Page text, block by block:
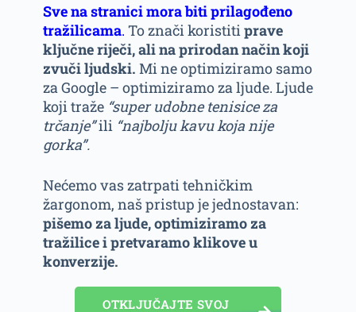
Sve na stranici mora biti prilagođeno
tražilicama. To znači koristiti prave
ključne riječi, ali na prirodan način koji
zvuči ljudski. Mi ne optimiziramo samo
za Google – optimiziramo za ljude. Ljude
koji traže “super udobne tenisice za
trčanje”ili “najbolju kavu koja nije
gorka”.
Nećemo vas zatrpati tehničkim
žargonom, naš pristup je jednostavan:
pišemo za ljude, optimiziramo za
tražilice i pretvaramo klikove u
konverzije.
OTKLJUČAJTE SVOJ